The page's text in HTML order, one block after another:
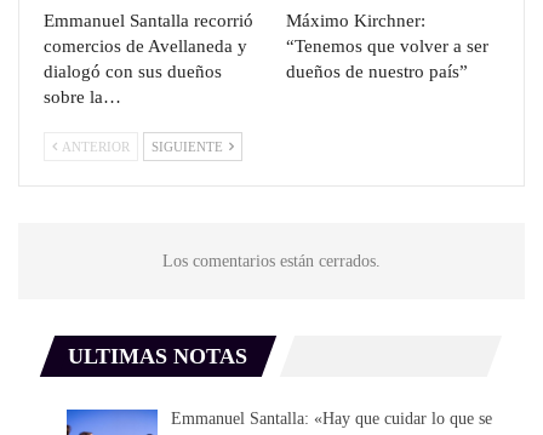
Emmanuel Santalla recorrió
comercios de Avellaneda y
dialogó con sus dueños
sobre la…
Máximo Kirchner:
“Tenemos que volver a ser
dueños de nuestro país”
ANTERIOR SIGUIENTE
Los comentarios están cerrados.
ULTIMAS NOTAS
Emmanuel Santalla: «Hay que cuidar lo que se